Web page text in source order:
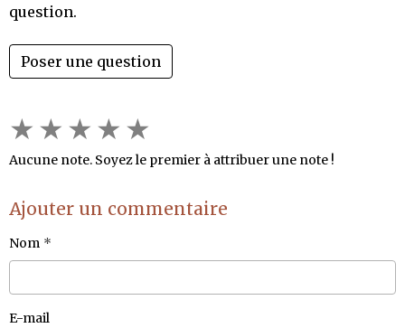
question.
Poser une question
★ ★ ★ ★ ★
Aucune note. Soyez le premier à attribuer une note !
Ajouter un commentaire
Nom
E-mail